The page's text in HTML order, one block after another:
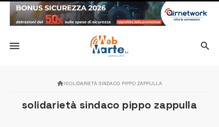
SOLIDARIETÀ SINDACO PIPPO ZAPPULLA
solidarietà sindaco pippo zappulla